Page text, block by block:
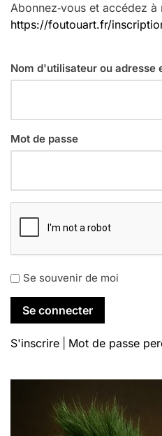
Abonnez‑vous et accédez
https://foutouart.fr/
Nom d'utilisateur ou adresse
Mot de passe
Se souvenir de moi
S'inscrire Mot de passe